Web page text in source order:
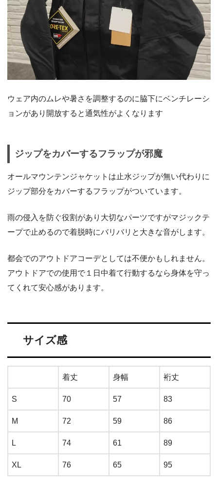
ウェア内のムレや暑さを調整するのに脇下にベンチレーシ
ョンがあり開放すると通気性がよくなります
ジップをカバーするフラップが邪魔
オールマウンテンジャケットは止水ジップが無い代わりに
ジップ部分をカバーするフラップがついています。
雨の侵入を防ぐ役割があり大切なパーツですがマジックテ
ープで止めるので着脱時にバリバリと大きな音がします。
都会でのアウトドアコーデとしては不便かもしれません。
アウトドアでの使用で１日中着て行動するなら身体を守っ
てくれて安心感があります。
サイズ感
着丈 身幅 裄丈
S 70 57 83
M 72 59 86
L 74 61 89
XL 76 65 95